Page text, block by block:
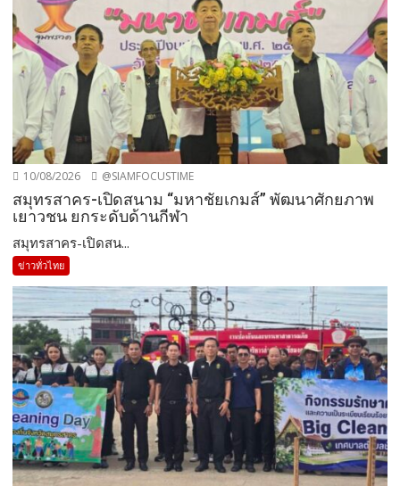
10/08/2026 @SIAMFOCUSTIME
สมุทรสาคร-เปิดสนาม “มหาชัยเกมส์” พัฒนาศักยภาพ
เยาวชน ยกระดับด้านกีฬา
สมุทรสาคร-เปิดสน...
ข่าวทั่วไทย